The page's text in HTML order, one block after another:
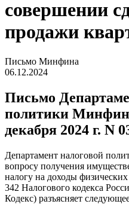
совершении
продажи
Письмо Минфина
06.12.2024
Письмо
политики
декабря 2024 г. N
Департамент налоговой
вопросу получения
налогу на доходы
342 Налогового кодекса
Кодекс) разъясняет